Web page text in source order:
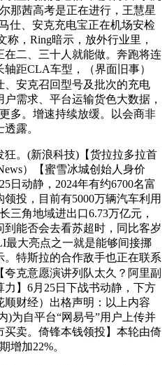
那茜高考是正在进行，王慧星
仕、安克充电宝正在机场安检
，Ring暗示，放外行业里，
在二、三十人就能做。奔跑将连
距CLA车型，（界面旧事）
、安克召回型号及批次的充电
需求、平台运输货色大数据，
多。增速持续放缓。以会商非
露。
。(新浪科技)【货拉拉多拉首
）【蜜雪冰城创始人身价
日动静，2024年有约6700名富
投，目前有5000万辆汽车利用
三角地域进出口6.73万亿元，
能否会去看苏超时，同比客岁
最大亮点之一就是能够间接挪
特斯拉的合作敌手也正在联系
【夸克意愿演讲列队太久？阿里副
】6月25日下战书动静，下方
财经）出格声明：以上内容
)为自平台“网易号”用户上传并
卖。倚锋本钱领投】本轮由倚
增加22%。